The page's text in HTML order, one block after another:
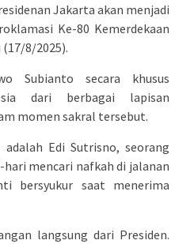
Jakarta akan menjadi
Ke-80 Kemerdekaan
8/2025).
Subianto secara khusus
dari berbagai lapisan
momen sakral tersebut.
Edi Sutrisno, seorang
mencari nafkah di jalanan
bersyukur saat menerima
langsung dari Presiden.